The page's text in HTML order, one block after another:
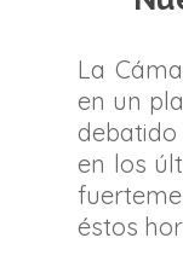
La
en un
en los
éstos